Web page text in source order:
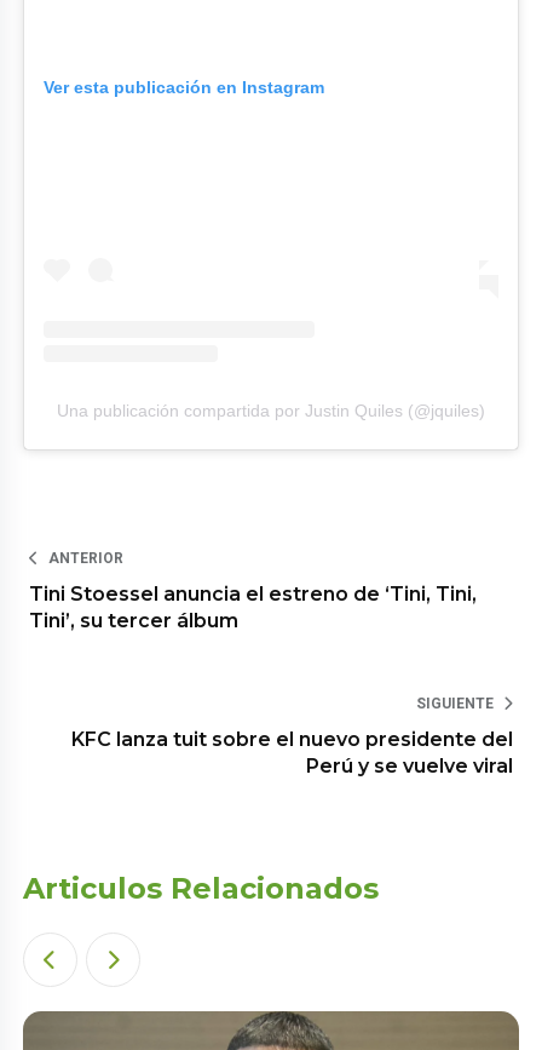
Ver esta publicación en Instagram
Una publicación compartida por Justin Quiles (@jquiles)
ANTERIOR
Tini Stoessel anuncia el estreno de ‘Tini, Tini,
Tini’, su tercer álbum
SIGUIENTE
KFC lanza tuit sobre el nuevo presidente del
Perú y se vuelve viral
Articulos Relacionados